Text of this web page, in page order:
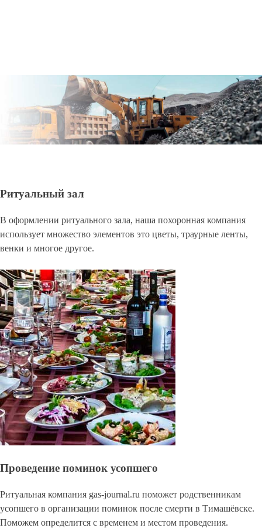
Ритуальный зал
В оформлении ритуального зала, наша похоронная компания
использует множество элементов это цветы, траурные ленты,
венки и многое другое.
Проведение поминок усопшего
Ритуальная компания gas-journal.ru поможет родственникам
усопшего в организации поминок после смерти в Тимашёвске.
Поможем определится с временем и местом проведения.